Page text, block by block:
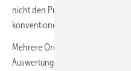
nicht den Pumpstromverbrauch
konventionellen Kraftwerke.
Mehrere Organisationen hatten
Auswertungen für den Ökostrom-